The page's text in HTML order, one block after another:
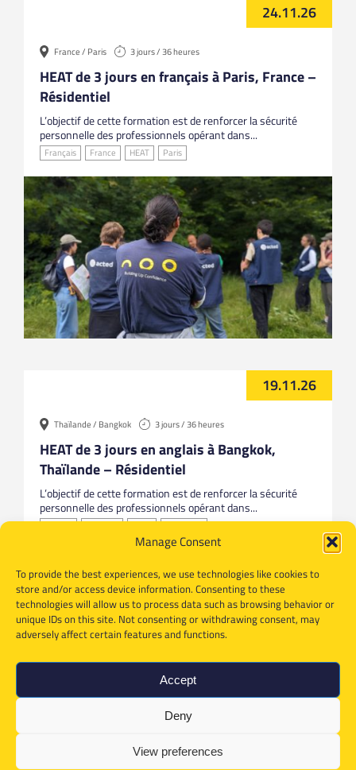
Manage Consent
To provide the best experiences, we use technologies like cookies to
store and/or access device information. Consenting to these
technologies will allow us to process data such as browsing behavior or
unique IDs on this site. Not consenting or withdrawing consent, may
adversely affect certain features and functions.
Accept
Deny
View preferences
24.11.26
France / Paris 3 jours / 36 heures
HEAT de 3 jours en français à Paris, France –
Résidentiel
L’objectif de cette formation est de renforcer la sécurité
personnelle des professionnels opérant dans...
Français France HEAT Paris
19.11.26
Thaïlande / Bangkok 3 jours / 36 heures
HEAT de 3 jours en anglais à Bangkok,
Thaïlande – Résidentiel
L’objectif de cette formation est de renforcer la sécurité
personnelle des professionnels opérant dans...
Anglais Bangkok HEAT Thailande